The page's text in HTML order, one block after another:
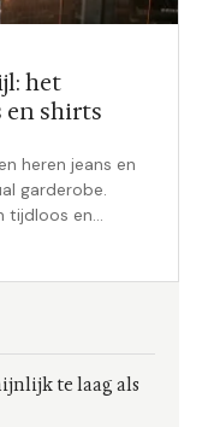
het
en shirts
heren jeans en
garderobe.
tijdloos en
te laag als